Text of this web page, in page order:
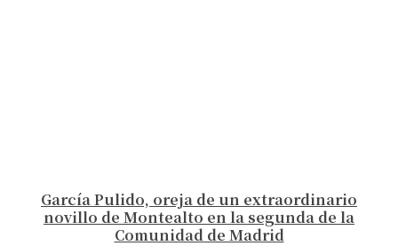
García Pulido, oreja de un extraordinario
novillo de Montealto en la segunda de la
Comunidad de Madrid